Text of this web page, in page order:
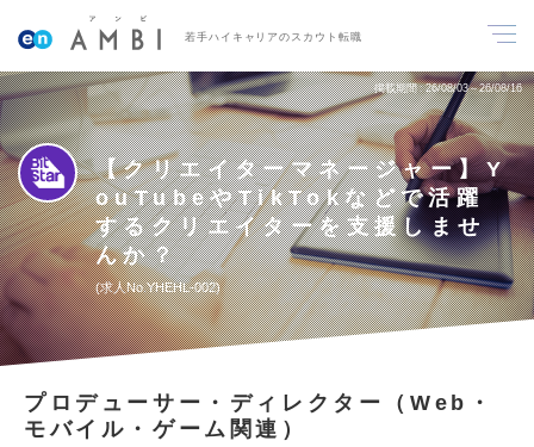
若手ハイキャリアのスカウト転職
掲載期間 26/08/03～26/08/16
【クリエイターマネージャー】Y
ouTubeやTikTokなどで活躍
するクリエイターを支援しませ
んか？
求人No.YHEHL-002
プロデューサー・ディレクター（Web・
モバイル・ゲーム関連）